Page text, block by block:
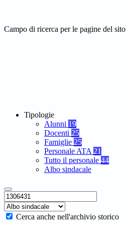
Campo di ricerca per le pagine del sito
Tipologie
Alunni 19
Docenti 25
Famiglie 25
Personale ATA 21
Tutto il personale 44
Albo sindacale
Cerca anche nell'archivio storico